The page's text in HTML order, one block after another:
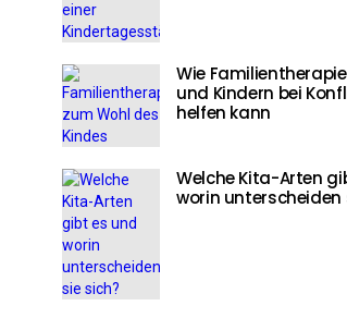
Wie
und Kindern bei
helfen kann
Welche Kita-Arten
worin unterscheiden